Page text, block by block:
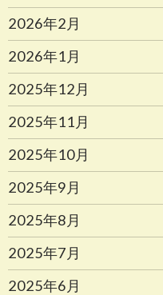
2026年2月
2026年1月
2025年12月
2025年11月
2025年10月
2025年9月
2025年8月
2025年7月
2025年6月